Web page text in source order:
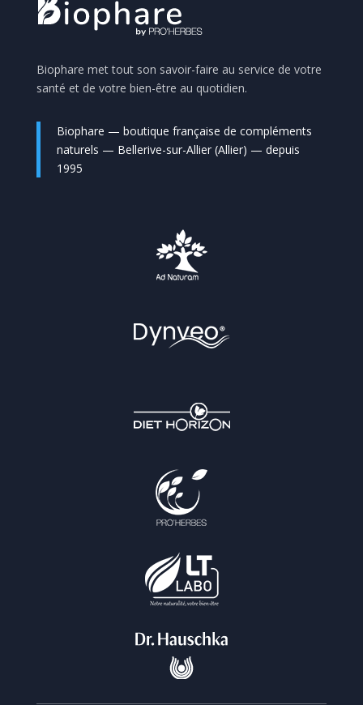
Biophare met tout son savoir-faire au service de votre
santé et de votre bien-être au quotidien.
Biophare — boutique française de compléments
naturels — Bellerive-sur-Allier (Allier) — depuis
1995